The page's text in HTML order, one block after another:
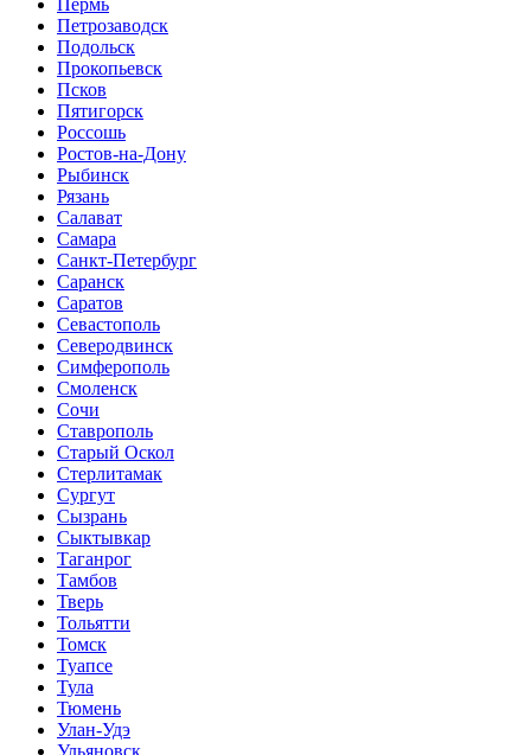
Петрозаводск
Подольск
Прокопьевск
Псков
Пятигорск
Россошь
Ростов-на-Дону
Рыбинск
Рязань
Салават
Самара
Санкт-Петербург
Саранск
Саратов
Севастополь
Северодвинск
Симферополь
Смоленск
Сочи
Ставрополь
Старый Оскол
Стерлитамак
Сургут
Сызрань
Сыктывкар
Таганрог
Тамбов
Тверь
Тольятти
Томск
Туапсе
Тула
Тюмень
Улан-Удэ
Ульяновск